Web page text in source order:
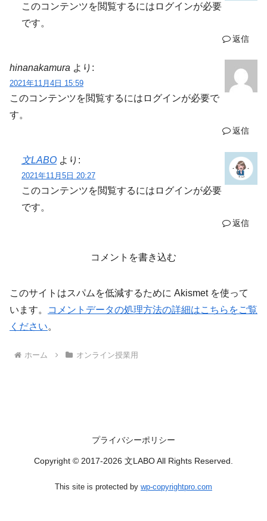
このコンテンツを閲覧するにはログインが必要
です。
返信
hinanakamura より:
2021年11月4日 15:59
このコンテンツを閲覧するにはログインが必要で
す。
返信
文LABO より:
2021年11月5日 20:27
このコンテンツを閲覧するにはログインが必要
です。
返信
コメントを書き込む
このサイトはスパムを低減するために Akismet を使って
います。
コメントデータの処理方法の詳細はこちらをご覧
ください。
ホーム オンライン授業用
プライバシーポリシー
Copyright © 2017-2026 文LABO All Rights Reserved.
This site is protected by wp-copyrightpro.com